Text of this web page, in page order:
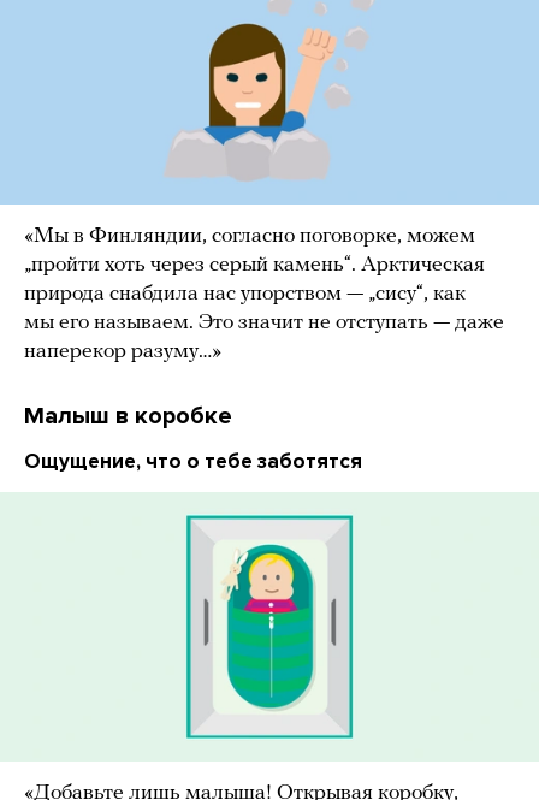
«Мы в Финляндии, согласно поговорке, можем
„пройти хоть через серый камень“. Арктическая
природа снабдила нас упорством — „сису“, как
мы его называем. Это значит не отступать — даже
наперекор разуму…»
Малыш в коробке
Ощущение, что о тебе заботятся
«Добавьте лишь малыша! Открывая коробку,